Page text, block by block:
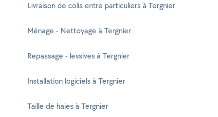
Livraison de colis entre particuliers à Tergnier
Ménage - Nettoyage à Tergnier
Repassage - lessives à Tergnier
Installation logiciels à Tergnier
Taille de haies à Tergnier